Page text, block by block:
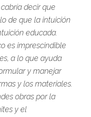
decir que
de que la intuición
educada.
es imprescindible
a lo que ayuda
y manejar
y los materiales.
obras por la
y el